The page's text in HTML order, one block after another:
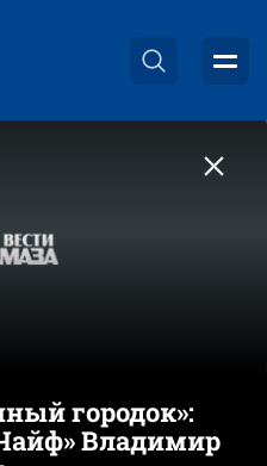
городок»:
Владимир